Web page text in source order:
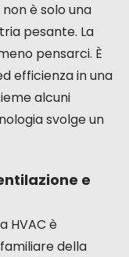
è solo una
pesante. La
pensarci. È
efficienza in una
alcuni
svolge un
e
HVAC è
della